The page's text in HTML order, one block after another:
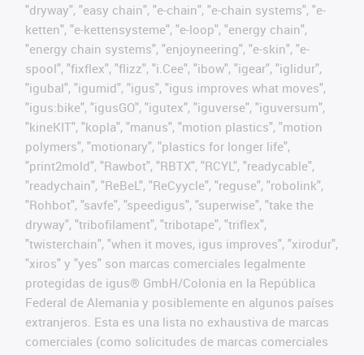
"dryway", "easy chain", "e-chain", "e-chain systems", "e-
ketten", "e-kettensysteme", "e-loop", "energy chain",
"energy chain systems", "enjoyneering", "e-skin", "e-
spool", "fixflex", "flizz", "i.Cee", "ibow", "igear", "iglidur",
"igubal", "igumid", "igus", "igus improves what moves",
"igus:bike", "igusGO", "igutex", "iguverse", "iguversum",
"kineKIT", "kopla", "manus", "motion plastics", "motion
polymers", "motionary", "plastics for longer life",
"print2mold", "Rawbot", "RBTX", "RCYL", "readycable",
"readychain", "ReBeL", "ReCyycle", "reguse", "robolink",
"Rohbot", "savfe", "speedigus", "superwise", "take the
dryway", "tribofilament", "tribotape", "triflex",
"twisterchain", "when it moves, igus improves", "xirodur",
"xiros" y "yes" son marcas comerciales legalmente
protegidas de igus® GmbH/Colonia en la República
Federal de Alemania y posiblemente en algunos países
extranjeros. Esta es una lista no exhaustiva de marcas
comerciales (como solicitudes de marcas comerciales